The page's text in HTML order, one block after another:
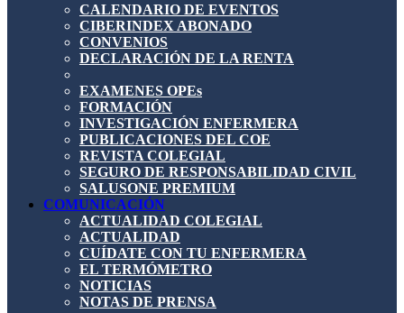
CALENDARIO DE EVENTOS
CIBERINDEX ABONADO
CONVENIOS
DECLARACIÓN DE LA RENTA
EXAMENES OPEs
FORMACIÓN
INVESTIGACIÓN ENFERMERA
PUBLICACIONES DEL COE
REVISTA COLEGIAL
SEGURO DE RESPONSABILIDAD CIVIL
SALUSONE PREMIUM
COMUNICACIÓN
ACTUALIDAD COLEGIAL
ACTUALIDAD
CUÍDATE CON TU ENFERMERA
EL TERMÓMETRO
NOTICIAS
NOTAS DE PRENSA